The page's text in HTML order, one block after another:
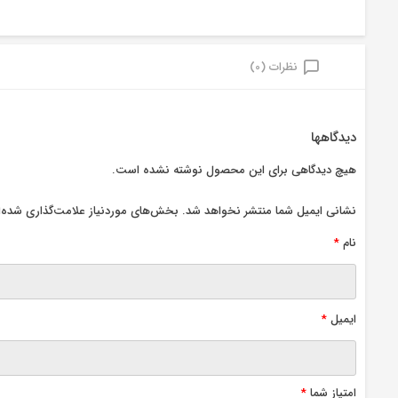
نظرات (0)
دیدگاهها
هیچ دیدگاهی برای این محصول نوشته نشده است.
نشانی ایمیل شما منتشر نخواهد شد. بخش‌های موردنیاز علامت‌گذاری
نام*
ایمیل*
امتیاز شما*